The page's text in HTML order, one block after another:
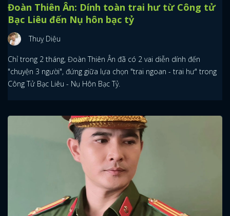
Đoàn Thiên Ân: Dính toàn trai hư từ Công tử
Bạc Liêu đến Nụ hôn bạc tỷ
Thuỵ Diệu
Chỉ trong 2 tháng, Đoàn Thiên Ân đã có 2 vai diễn dính đến
"chuyện 3 người", đứng giữa lựa chọn "trai ngoan - trai hư" trong
Công Tử Bạc Liêu - Nụ Hôn Bạc Tỷ.